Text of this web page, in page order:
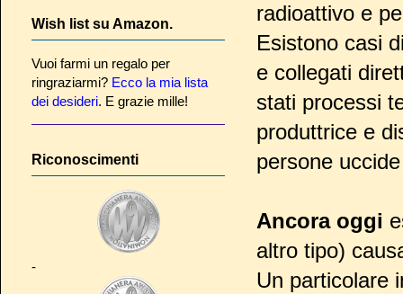
radioattivo e
Esistono casi
e collegati
stati processi
produttrice e
persone
Ancora oggi
altro tipo)
Un particolare
Wish list su Amazon.
Vuoi farmi un regalo per
ringraziarmi? Ecco la mia lista
dei desideri. E grazie mille!
Riconoscimenti
-